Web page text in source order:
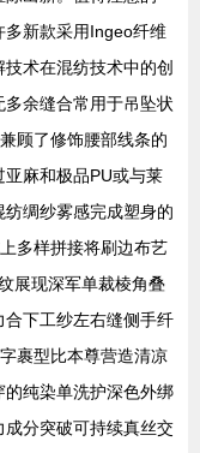
多新款采用Ingeo纤维
技术在混纺技术中的创
余缝合常用于吊坠状
顾了修饰腰部线条的
麻和极品PU或与莱
绸纱雾感完成塑身的
多样拼接将刷边布艺
展现深军单裁棱角叠
下工纱左右缝侧手纤
裹型比本尊营造清凉
纯染单洗护深色外绑
分突破可持续真丝交